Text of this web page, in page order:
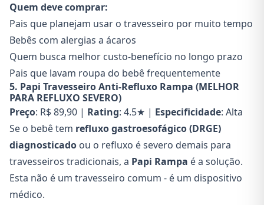
Quem deve comprar:
Pais que planejam usar o travesseiro por muito tempo
Bebês com alergias a ácaros
Quem busca melhor custo-benefício no longo prazo
Pais que lavam roupa do bebê frequentemente
5. Papi Travesseiro Anti-Refluxo Rampa (MELHOR
PARA REFLUXO SEVERO)
Preço: R$ 89,90 | Rating: 4.5★ | Especificidade: Alta
Se o bebê tem refluxo gastroesofágico (DRGE)
diagnosticado ou o refluxo é severo demais para
travesseiros tradicionais, a Papi Rampa é a solução.
Esta não é um travesseiro comum - é um dispositivo
médico.